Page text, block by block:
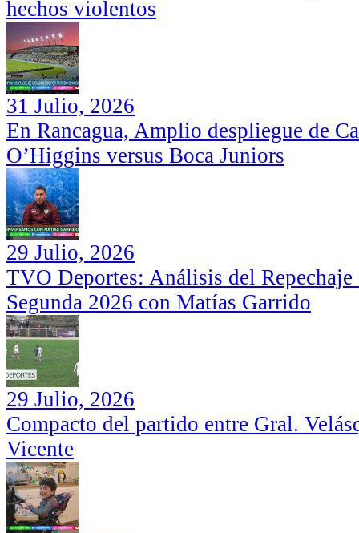
hechos violentos
31 Julio, 2026
En Rancagua, Amplio despliegue de
O’Higgins versus Boca Juniors
29 Julio, 2026
TVO Deportes: Análisis del
Segunda 2026 con Matías Garrido
29 Julio, 2026
Compacto del partido entre Gral.
Vicente